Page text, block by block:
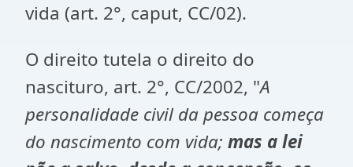
vida (art. 2°, caput, CC/02).
O direito tutela o direito do
nascituro, art. 2°, CC/2002, "A
personalidade civil da pessoa começa
do nascimento com vida; mas a lei